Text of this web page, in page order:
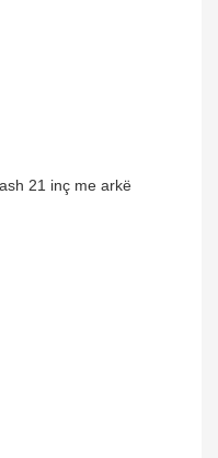
21 inç me arkë